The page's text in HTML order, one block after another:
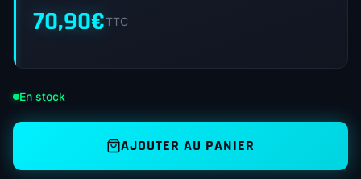
70,90€TTC
En stock
AJOUTER AU PANIER